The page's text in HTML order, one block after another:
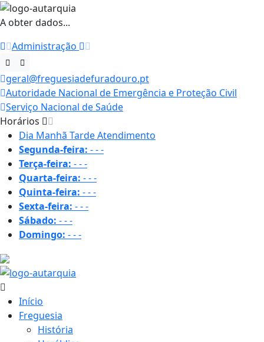
A obter dados...
Administração
geral@freguesiadefuradouro.pt
Autoridade Nacional de Emergência e Proteção Civil
Serviço Nacional de Saúde
Horários
Dia Manhã TardeAtendimento
Segunda-feira: ---
Terça-feira: ---
Quarta-feira: ---
Quinta-feira: ---
Sexta-feira: ---
Sábado: ---
Domingo: ---
Início
Freguesia
História